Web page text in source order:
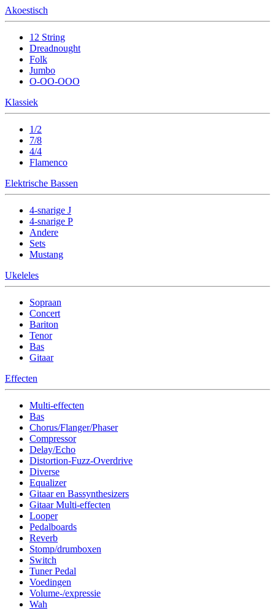
Akoestisch
12 String
Dreadnought
Folk
Jumbo
O-OO-OOO
Klassiek
1/2
7/8
4/4
Flamenco
Elektrische Bassen
4-snarige J
4-snarige P
Andere
Sets
Mustang
Ukeleles
Sopraan
Concert
Bariton
Tenor
Bas
Gitaar
Effecten
Multi-effecten
Bas
Chorus/Flanger/Phaser
Compressor
Delay/Echo
Distortion-Fuzz-Overdrive
Diverse
Equalizer
Gitaar en Bassynthesizers
Gitaar Multi-effecten
Looper
Pedalboards
Reverb
Stomp/drumboxen
Switch
Tuner Pedal
Voedingen
Volume-/expressie
Wah